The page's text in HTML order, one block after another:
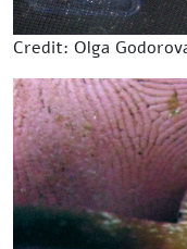
Credit: Olga